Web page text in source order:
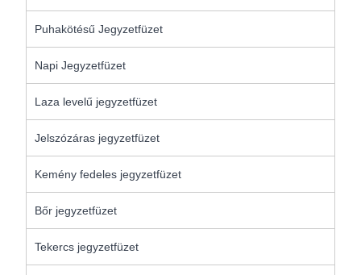
Puhakötésű Jegyzetfüzet
Napi Jegyzetfüzet
Laza levelű jegyzetfüzet
Jelszózáras jegyzetfüzet
Kemény fedeles jegyzetfüzet
Bőr jegyzetfüzet
Tekercs jegyzetfüzet